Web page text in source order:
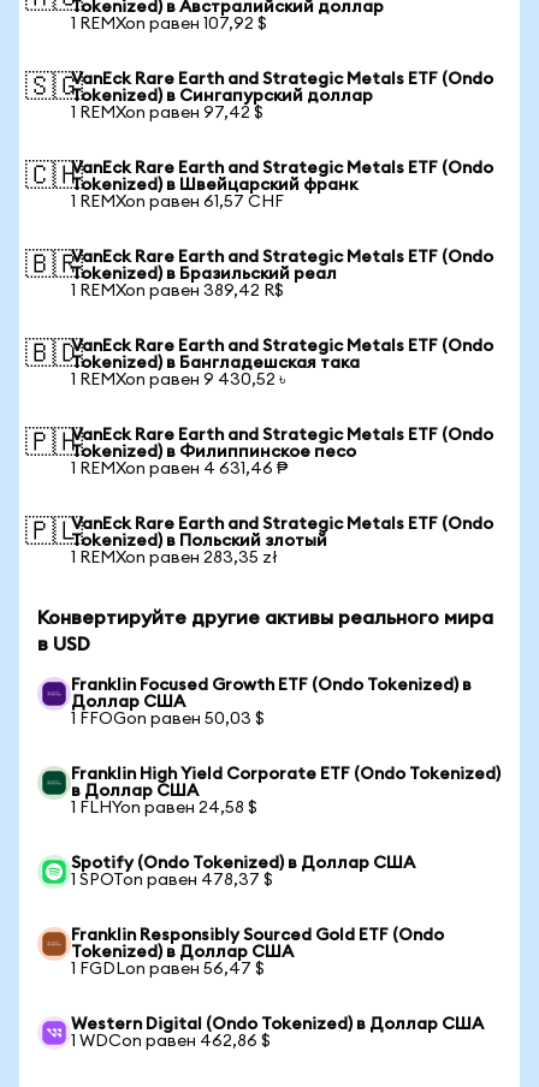
Tokenized) в Австралийский доллар
1 REMXon равен 107,92 $
🇸🇬VanEck Rare Earth and Strategic Metals ETF (Ondo
Tokenized) в Сингапурский доллар
1 REMXon равен 97,42 $
🇨🇭VanEck Rare Earth and Strategic Metals ETF (Ondo
Tokenized) в Швейцарский франк
1 REMXon равен 61,57 CHF
🇧🇷VanEck Rare Earth and Strategic Metals ETF (Ondo
Tokenized) в Бразильский реал
1 REMXon равен 389,42 R$
🇧🇩VanEck Rare Earth and Strategic Metals ETF (Ondo
Tokenized) в Бангладешская така
1 REMXon равен 9 430,52 ৳
🇵🇭VanEck Rare Earth and Strategic Metals ETF (Ondo
Tokenized) в Филиппинское песо
1 REMXon равен 4 631,46 ₱
🇵🇱VanEck Rare Earth and Strategic Metals ETF (Ondo
Tokenized) в Польский злотый
1 REMXon равен 283,35 zł
Конвертируйте другие активы реального мира
в USD
Franklin Focused Growth ETF (Ondo Tokenized) в
Доллар США
1 FFOGon равен 50,03 $
Franklin High Yield Corporate ETF (Ondo Tokenized)
в Доллар США
1 FLHYon равен 24,58 $
Spotify (Ondo Tokenized) в Доллар США
1 SPOTon равен 478,37 $
Franklin Responsibly Sourced Gold ETF (Ondo
Tokenized) в Доллар США
1 FGDLon равен 56,47 $
Western Digital (Ondo Tokenized) в Доллар США
1 WDCon равен 462,86 $